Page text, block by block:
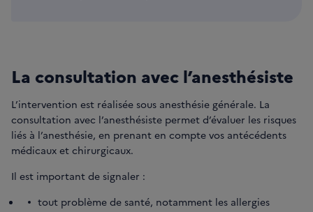
La consultation avec l’anesthésiste
L’intervention est réalisée sous anesthésie générale. La
consultation avec l’anesthésiste permet d’évaluer les risques
liés à l’anesthésie, en prenant en compte vos antécédents
médicaux et chirurgicaux.
Il est important de signaler :
tout problème de santé, notamment les allergies